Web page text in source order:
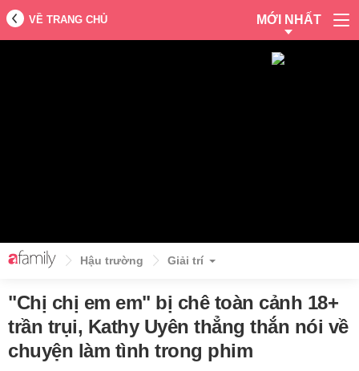
VỀ TRANG CHỦ MỚI NHẤT
Hậu trường Giải trí
"Chị chị em em" bị chê toàn cảnh 18+
trần trụi, Kathy Uyên thẳng thắn nói về
chuyện làm tình trong phim